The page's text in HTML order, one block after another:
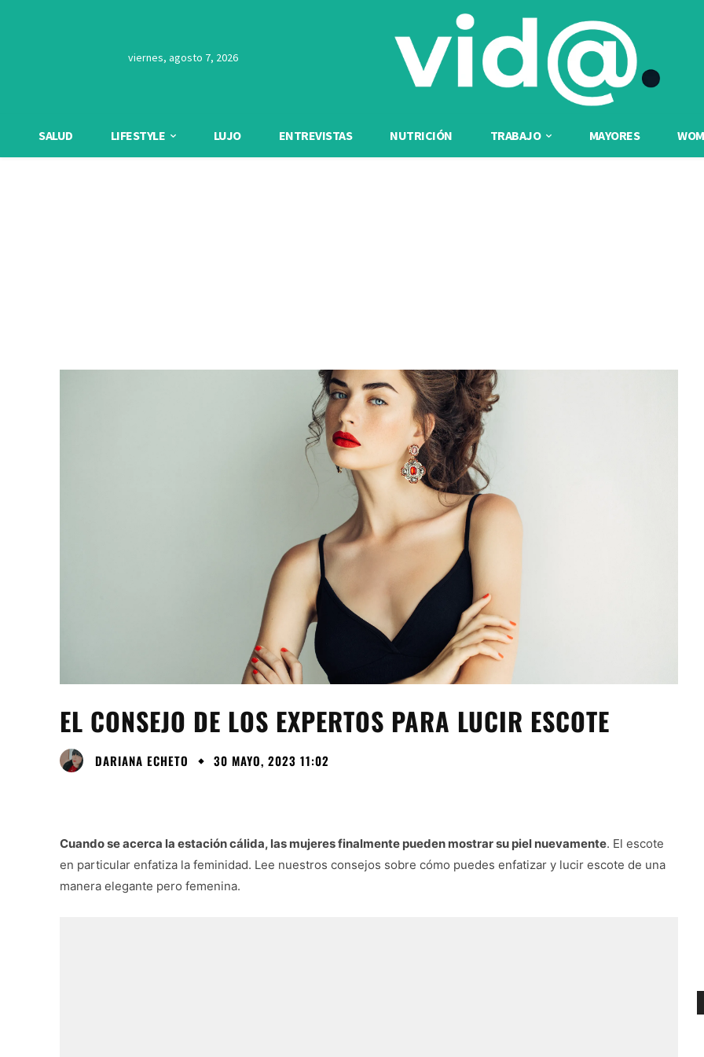
viernes, agosto 7, 2026
SALUD LIFESTYLE LUJO ENTREVISTAS NUTRICIÓN TRABAJO MAYORES
EL CONSEJO DE LOS EXPERTOS PARA LUCIR ESCOTE
DARIANA ECHETO 30 MAYO, 2023 11:02
Cuando se acerca la estación cálida, las mujeres finalmente pueden mostrar su piel nuevamente. El escote
en particular enfatiza la feminidad. Lee nuestros consejos sobre cómo puedes enfatizar y lucir escote de una
manera elegante pero femenina.